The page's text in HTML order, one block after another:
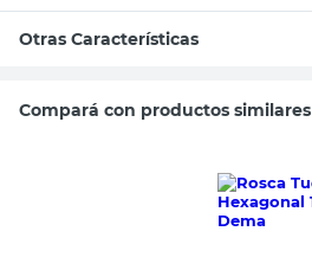
Otras Características
Compará con productos similares